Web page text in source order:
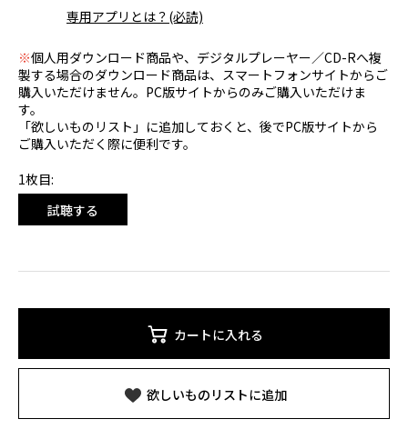
専用アプリとは？(必読)
※個人用ダウンロード商品や、デジタルプレーヤー／CD-Rへ複
製する場合のダウンロード商品は、スマートフォンサイトからご
購入いただけません。PC版サイトからのみご購入いただけま
す。
「欲しいものリスト」に追加しておくと、後でPC版サイトから
ご購入いただく際に便利です。
1枚目:
試聴する
カートに入れる
欲しいものリストに追加